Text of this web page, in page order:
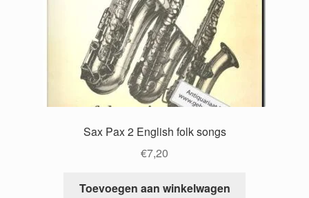
Sax Pax 2 English folk songs
€7,20
Toevoegen aan winkelwagen